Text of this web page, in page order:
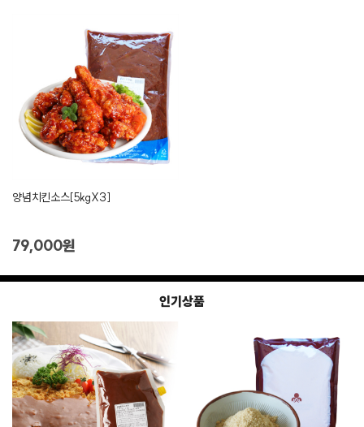
양념치킨소스[5kgX3]
79,000원
인기상품